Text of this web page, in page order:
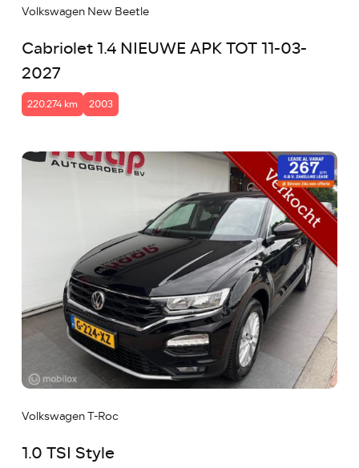
Volkswagen New Beetle
Cabriolet 1.4 NIEUWE APK TOT 11-03-
2027
220.274 km 2003
Volkswagen T-Roc
1.0 TSI Style